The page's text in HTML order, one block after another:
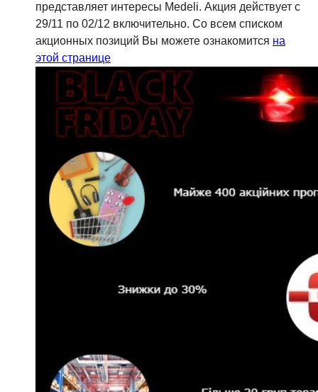
представляет интересы Medeli. Акция действует с
29/11 по 02/12 включительно. Со всем списком
акционных позиций Вы можете ознакомится на
этой странице